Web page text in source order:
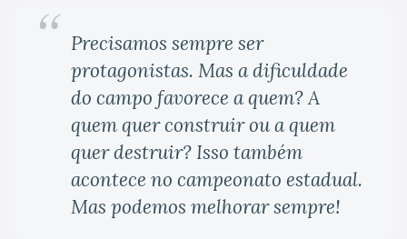
Precisamos sempre ser
protagonistas. Mas a dificuldade
do campo favorece a quem? A
quem quer construir ou a quem
quer destruir? Isso também
acontece no campeonato estadual.
Mas podemos melhorar sempre!